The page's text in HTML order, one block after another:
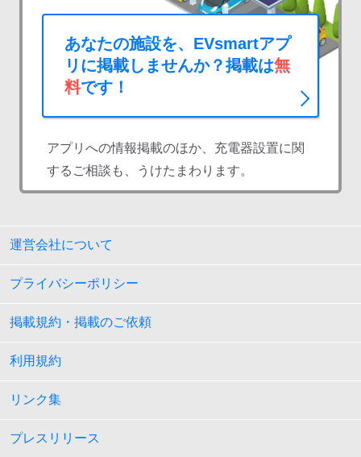
あなたの施設を、EVsmartアプ
リに掲載しませんか？掲載は無
料です！
アプリへの情報掲載のほか、充電器設置に関
するご相談も、うけたまわります。
運営会社について
プライバシーポリシー
掲載規約・掲載のご依頼
利用規約
リンク集
プレスリリース